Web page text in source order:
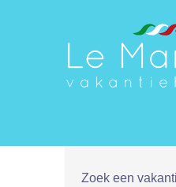
Zoek een